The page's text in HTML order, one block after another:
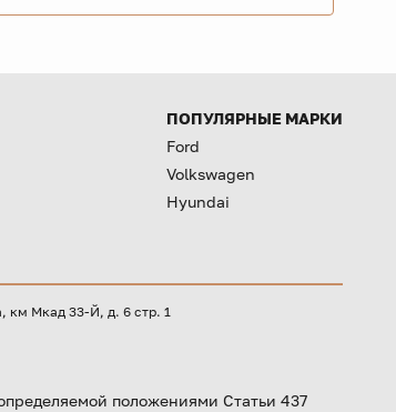
ПОПУЛЯРНЫЕ МАРКИ
Ford
Volkswagen
Hyundai
км Мкад 33-Й, д. 6 стр. 1
положениями Статьи 437